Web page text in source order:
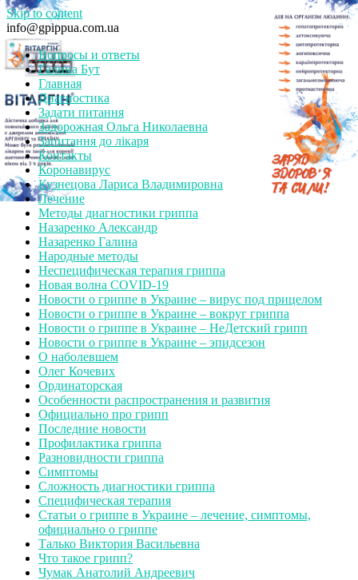
Skip to content
info@gpippua.com.ua
Вопросы и ответы
Галина Бут
Главная
Диагностика
Задати питання
Задорожная Ольга Николаевна
Запитання до лікаря
Контакты
Коронавирус
Кузнецова Лариса Владимировна
Лечение
Методы диагностики гриппа
Назаренко Александр
Назаренко Галина
Народные методы
Неспецифическая терапия гриппа
Новая волна COVID-19
Новости о гриппе в Украине – вирус под прицелом
Новости о гриппе в Украине – вокруг гриппа
Новости о гриппе в Украине – НеДетский грипп
Новости о гриппе в Украине – эпидсезон
О наболевшем
Олег Кочевих
Ординаторская
Особенности распространения и развития
Официально про грипп
Последние новости
Профилактика гриппа
Разновидности гриппа
Симптомы
Сложность диагностики гриппа
Специфическая терапия
Статьи о гриппе в Украине – лечение, симптомы,
официально о гриппе
Талько Виктория Васильевна
Что такое грипп?
Чумак Анатолий Андреевич